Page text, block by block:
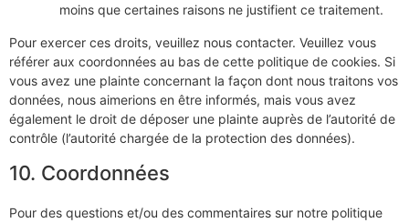
moins que certaines raisons ne justifient ce traitement.
Pour exercer ces droits, veuillez nous contacter. Veuillez vous
référer aux coordonnées au bas de cette politique de cookies. Si
vous avez une plainte concernant la façon dont nous traitons vos
données, nous aimerions en être informés, mais vous avez
également le droit de déposer une plainte auprès de l’autorité de
contrôle (l’autorité chargée de la protection des données).
10. Coordonnées
Pour des questions et/ou des commentaires sur notre politique